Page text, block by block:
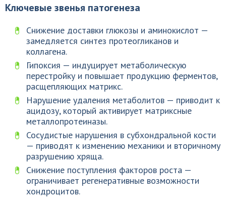
Ключевые звенья патогенеза
Снижение доставки глюкозы и аминокислот —
замедляется синтез протеогликанов и
коллагена.
Гипоксия — индуцирует метаболическую
перестройку и повышает продукцию ферментов,
расщепляющих матрикс.
Нарушение удаления метаболитов — приводит к
ацидозу, который активирует матриксные
металлопротеиназы.
Сосудистые нарушения в субхондральной кости
— приводят к изменению механики и вторичному
разрушению хряща.
Снижение поступления факторов роста —
ограничивает регенеративные возможности
хондроцитов.